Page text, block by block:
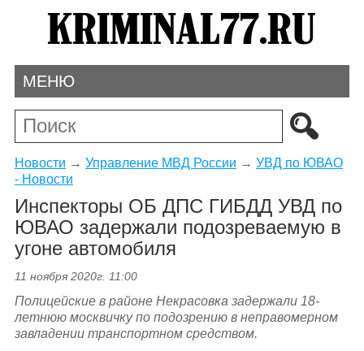
МЕНЮ
Новости → Управление МВД России → УВД по ЮВАО
- Новости
Инспекторы ОБ ДПС ГИБДД УВД по
ЮВАО задержали подозреваемую в
угоне автомобиля
11 ноября 2020г. 11:00
Полицейские в районе Некрасовка задержали 18-
летнюю москвичку по подозрению в неправомерном
завладении транспортном средством.